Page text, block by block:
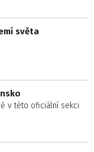
světa
v této oficiální sekci